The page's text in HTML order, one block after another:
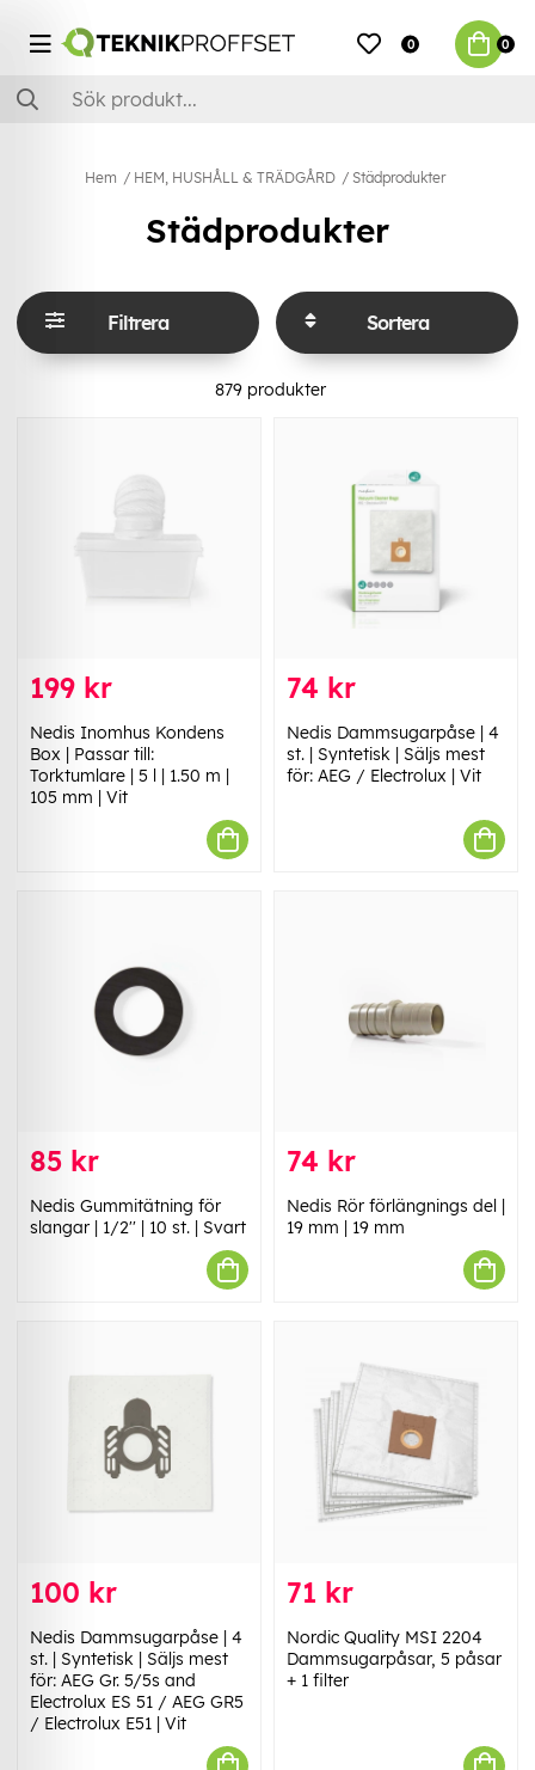
0 0
Hem HEM, HUSHÅLL & TRÄDGÅRD Städprodukter
Städprodukter
Filtrera Sortera
879produkter
199 kr
Nedis Inomhus Kondens
Box | Passar till:
Torktumlare | 5 l | 1.50 m |
105 mm | Vit
74 kr
Nedis Dammsugarpåse | 4
st. | Syntetisk | Säljs mest
för: AEG / Electrolux | Vit
85 kr
Nedis Gummitätning för
slangar | 1/2'' | 10 st. | Svart
74 kr
Nedis Rör förlängnings del |
19 mm | 19 mm
100 kr
Nedis Dammsugarpåse | 4
st. | Syntetisk | Säljs mest
för: AEG Gr. 5/5s and
Electrolux ES 51 / AEG GR5
/ Electrolux E51 | Vit
71 kr
Nordic Quality MSI 2204
Dammsugarpåsar, 5 påsar
+ 1 filter